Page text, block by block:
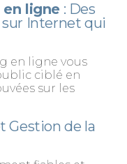
ligne : Des
Internet qui
en ligne vous
ciblé en
sur les
Gestion de la